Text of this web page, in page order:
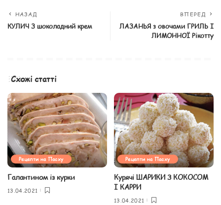
НАЗАД
КУЛИЧ З шоколадний крем
ВПЕРЕД
ЛАЗАНЬЯ з овочами ГРИЛЬ І
ЛИМОННОЇ Рікотту
Схожі статті
Рецепти на Пасху
Галантином із курки
13.04.2021
Рецепти на Пасху
Курячі ШАРИКИ З КОКОСОМ
І КАРРИ
13.04.2021